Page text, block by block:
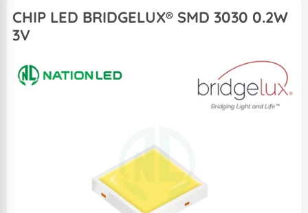
CHIP LED BRIDGELUX® SMD 3030 0.2W
3V